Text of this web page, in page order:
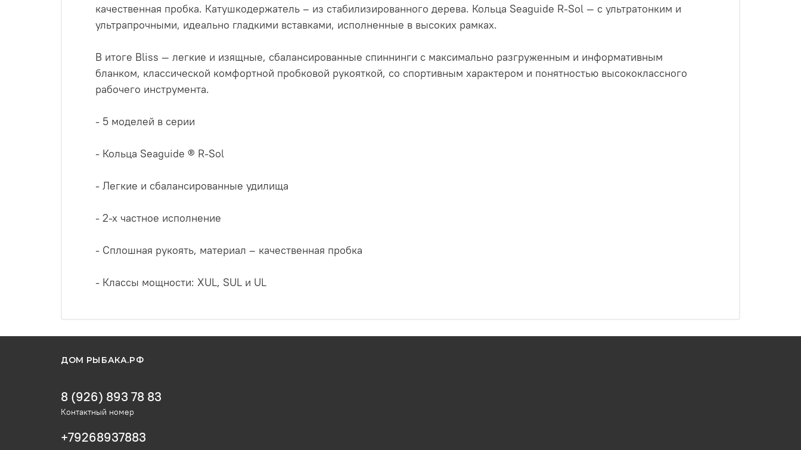
качественная пробка. Катушкодержатель – из стабилизированного дерева. Кольца Seaguide R-Sol — с ультратонким и
ультрапрочными, идеально гладкими вставками, исполненные в высоких рамках.
В итоге Bliss — легкие и изящные, сбалансированные спиннинги с максимально разгруженным и информативным
бланком, классической комфортной пробковой рукояткой, со спортивным характером и понятностью высококлассного
рабочего инструмента.
- 5 моделей в серии
- Кольца Seaguide ® R-Sol
- Легкие и сбалансированные удилища
- 2-х частное исполнение
- Сплошная рукоять, материал – качественная пробка
- Классы мощности: XUL, SUL и UL
ДОМ РЫБАКА.РФ
8 (926) 893 78 83
Контактный номер
+79268937883